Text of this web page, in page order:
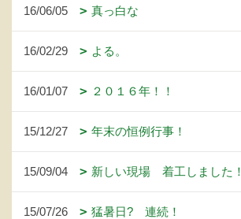
16/06/05 真っ白な
16/02/29 よる。
16/01/07 ２０１６年！！
15/12/27 年末の恒例行事！
15/09/04 新しい現場 着工しました！
15/07/26 猛暑日? 連続！